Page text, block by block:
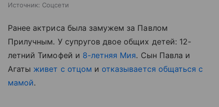
Источник: Соцсети
Ранее актриса была замужем за Павлом
Прилучным. У супругов двое общих детей: 12-
летний Тимофей и 8-летняя Мия. Сын Павла и
Агаты живет с отцом и отказывается общаться с
мамой.